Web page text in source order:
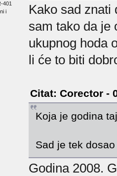
401
i
Kako sad
sam tako da je
ukupnog hoda
li će to biti
Citat: Corector -
Koja je godina
Sad je tek
Godina 2008.